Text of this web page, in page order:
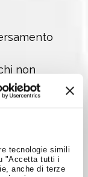
tecnologie simili
"Accetta tutti i
anche di terze
non
l'invio in
calce,
indirizzo:
Aureliano
fede il